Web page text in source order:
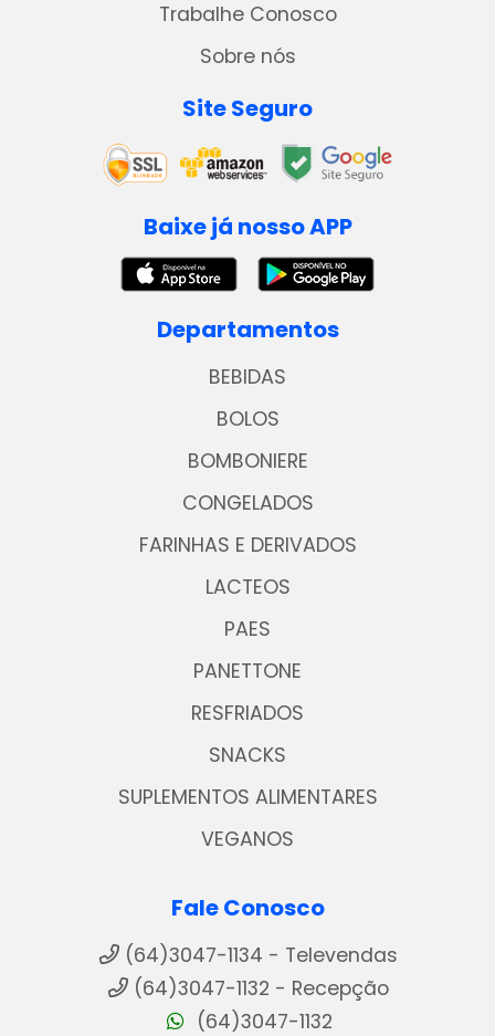
Trabalhe Conosco
Sobre nós
Site Seguro
Baixe já nosso APP
Departamentos
BEBIDAS
BOLOS
BOMBONIERE
CONGELADOS
FARINHAS E DERIVADOS
LACTEOS
PAES
PANETTONE
RESFRIADOS
SNACKS
SUPLEMENTOS ALIMENTARES
VEGANOS
Fale Conosco
(64)3047-1134 - Televendas
(64)3047-1132 - Recepção
(64)3047-1132